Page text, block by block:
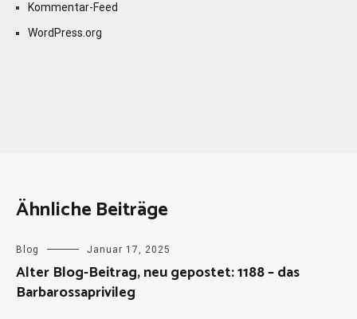
Kommentar-Feed
WordPress.org
Ähnliche Beiträge
Blog Januar 17, 2025
Alter Blog-Beitrag, neu gepostet: 1188 – das
Barbarossaprivileg